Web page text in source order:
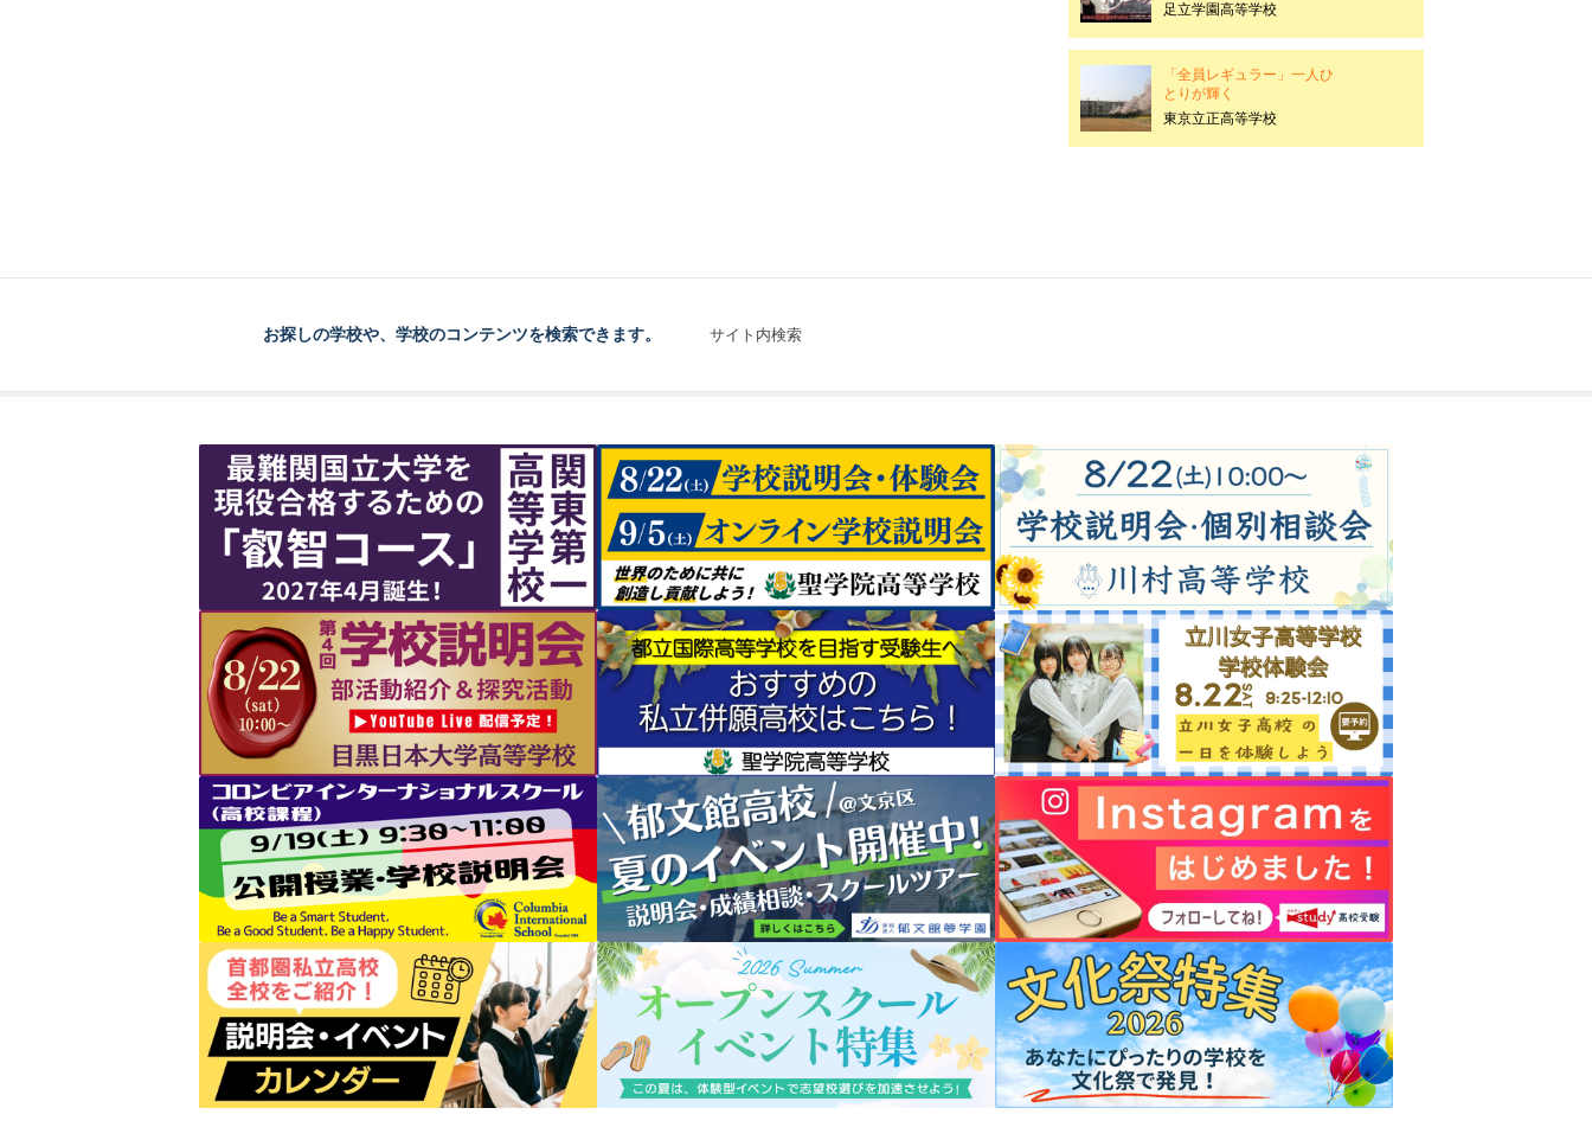
足立学園高等学校
「全員レギュラー」一人ひ
とりが輝く
東京立正高等学校
お探しの学校や、学校のコンテンツを検索できます。 サイト内検索